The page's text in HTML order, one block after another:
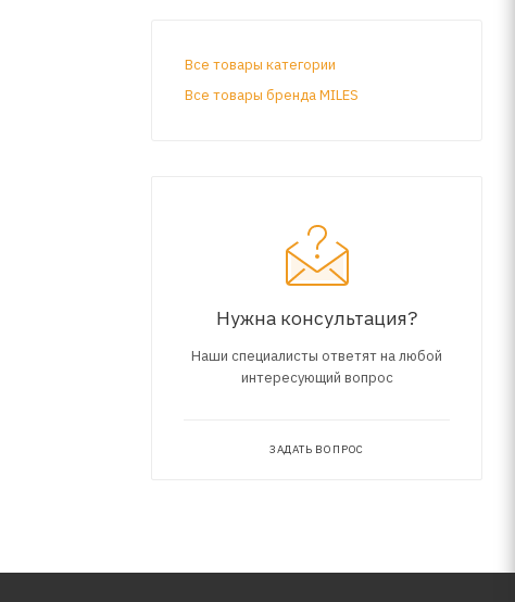
Все товары категории
Все товары бренда MILES
Нужна консультация?
Наши специалисты ответят на любой
интересующий вопрос
ЗАДАТЬ ВОПРОС